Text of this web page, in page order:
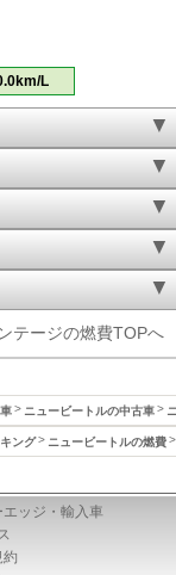
L
テージの燃費TOPへ
ニュービートルの中古車
ング ニュービートルの燃費
ッジ・輸入車
約